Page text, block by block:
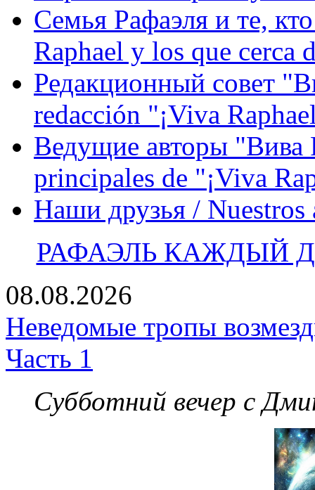
Семья Рафаэля и те,
Raphael y los que cerca
Редакционный совет
redacción "¡Viva
Ведущие авторы "Вива
principales de "¡Viva
Наши друзья / Nuestros
РАФАЭЛЬ КАЖДЫЙ
08.08.2026
Неведомые тропы
Часть 1
Субботний вечер с